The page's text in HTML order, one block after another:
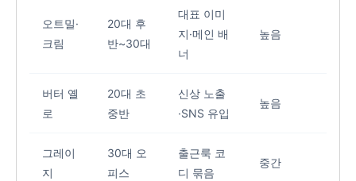
오트밀·
크림
20대 후
반~30대
대표 이미
지·메인 배
너
높음
버터 옐
로
20대 초
중반
신상 노출
·SNS 유입
높음
그레이
지
30대 오
피스
출근룩 코
디 묶음
중간